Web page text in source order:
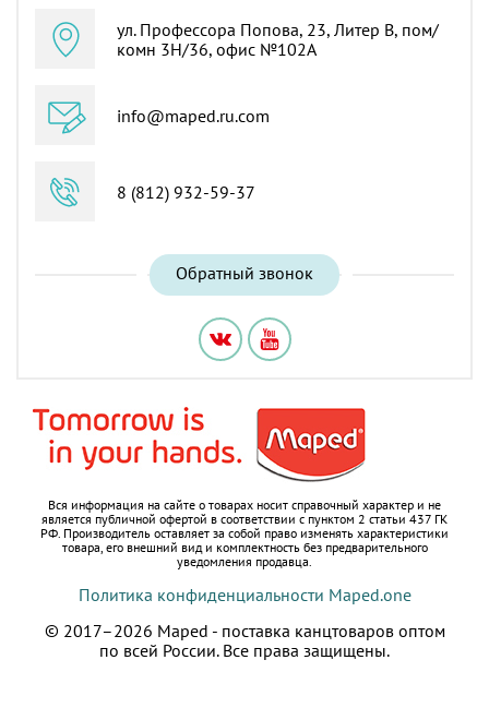
ул. Профессора Попова, 23, Литер В, пом/
комн 3Н/36, офис №102А
info@maped.ru.com
8 (812) 932-59-37
Обратный звонок
Вся информация на сайте о товарах носит справочный характер и не
является публичной офертой в соответствии с пунктом 2 статьи 437 ГК
РФ. Производитель оставляет за собой право изменять характеристики
товара, его внешний вид и комплектность без предварительного
уведомления продавца.
Политика конфиденциальности Maped.one
© 2017–2026 Maped - поставка канцтоваров оптом
по всей России.Все права защищены.